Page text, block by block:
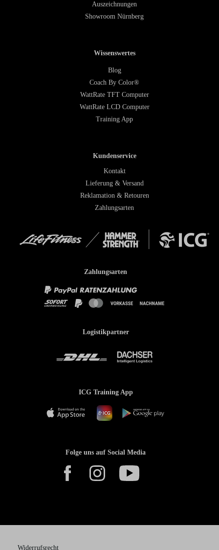
Auszeichnungen
Showroom Nürnberg
Wissenswertes
Blog
Coach By Color®
WattRate TFT Computer
WattRate LCD Computer
Training App
Kundenservice
Kontakt
Lieferung & Versand
Reklamation & Retouren
Zahlungsarten
Zahlungsarten
Logistikpartner
ICG Training App
Folge uns auf Social Media
Widerrufsrecht